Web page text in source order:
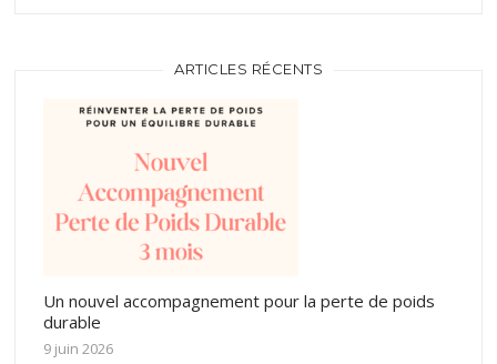
ARTICLES RÉCENTS
Un nouvel accompagnement pour la perte de poids
durable
9 juin 2026